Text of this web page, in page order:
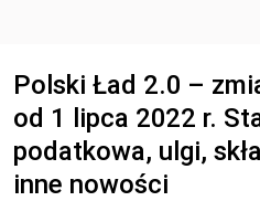
Polski Ład 2.0 –
od 1 lipca 2022 r.
podatkowa, ulgi,
inne nowości